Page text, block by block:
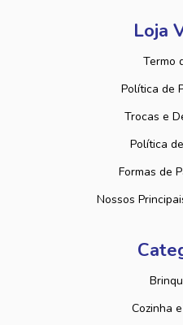
Loja
Termo
Política de
Trocas e
Política
Formas de
Nossos
Cozinha